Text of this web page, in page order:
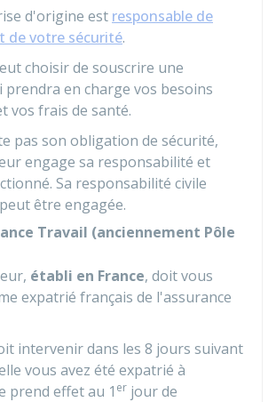
d'origine est responsable de
de votre sécurité.
choisir de souscrire une
prendra en charge vos besoins
vos frais de santé.
pas son obligation de sécurité,
engage sa responsabilité et
Sa responsabilité civile
être engagée.
Travail (anciennement Pôle
établi en France, doit vous
expatrié français de l'assurance
intervenir dans les 8 jours suivant
vous avez été expatrié à
prend effet au 1 er jour de